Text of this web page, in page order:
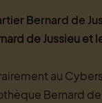
Bernard de
de Jussieu
au
Bernard